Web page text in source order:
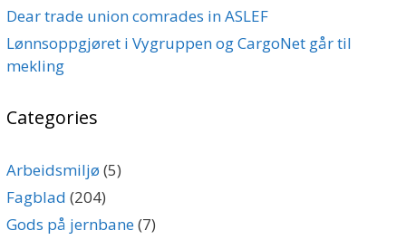
Dear trade union comrades in ASLEF
Lønnsoppgjøret i Vygruppen og CargoNet går til
mekling
Categories
Arbeidsmiljø (5)
Fagblad (204)
Gods på jernbane(7)